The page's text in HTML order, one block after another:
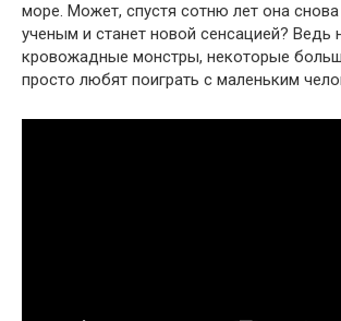
море. Может, спустя сотню лет она
ученым и станет новой сенсацией? Ведь
кровожадные монстры, некоторые
просто любят поиграть с маленьким